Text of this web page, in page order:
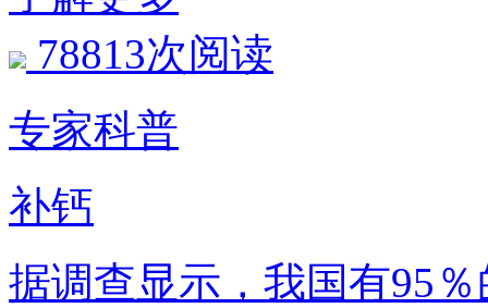
78813次阅读
专家科普
补钙
据调查显示，我国有95